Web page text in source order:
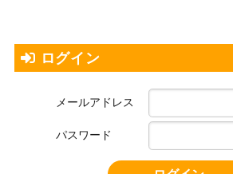
ログイン
メールアドレス
パスワード